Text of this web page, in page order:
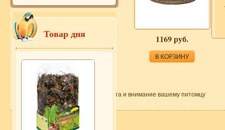
1169 руб.
Товар дня
© 2011—2012 Zoorestoran.ru - забота и внимание вашему питомцу
Карта сайта